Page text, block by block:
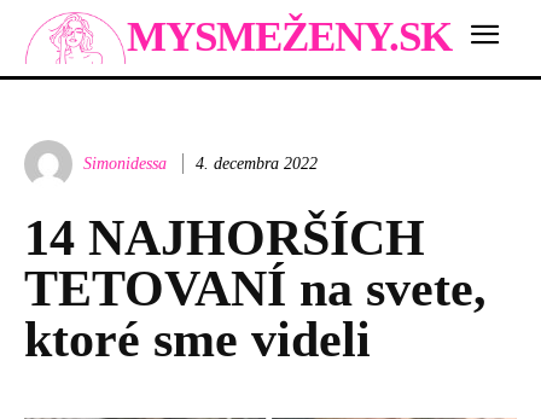
MYSMEŽENY.SK
Simonidessa 4. decembra 2022
14 NAJHORŠÍCH
TETOVANÍ na svete,
ktoré sme videli